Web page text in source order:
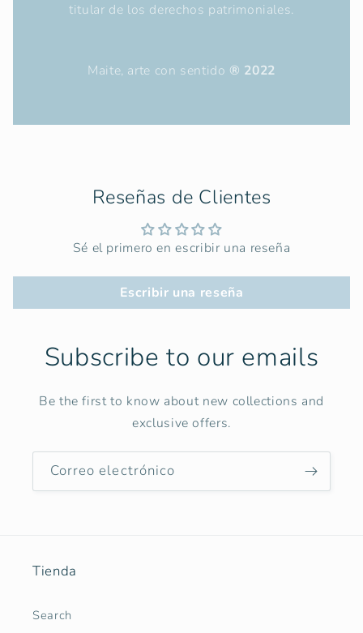
titular de los derechos patrimoniales.
Maite, arte con sentido ® 2022
Reseñas de Clientes
Sé el primero en escribir una reseña
Escribir una reseña
Subscribe to our emails
Be the first to know about new collections and
exclusive offers.
Correo electrónico
Tienda
Search